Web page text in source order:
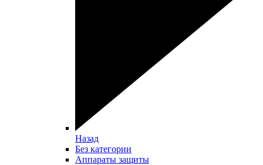
Назад
Без категории
Аппараты защиты